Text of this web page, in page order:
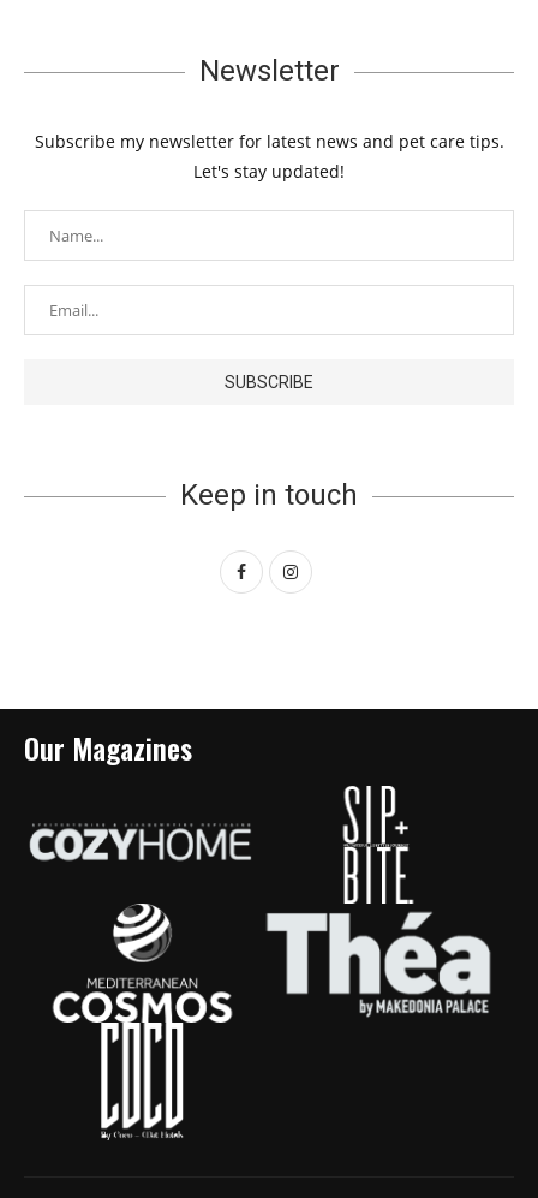
Newsletter
Subscribe my newsletter for latest news and pet care tips.
Let's stay updated!
Keep in touch
Our Magazines